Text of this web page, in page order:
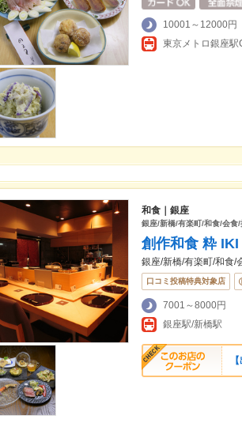
10001～12000円
和食｜銀座
銀座/新橋/有楽町/和食/会食
創作和食 粋 IKI
銀座/新橋/有楽町/和食/
口コミ投稿特典対象店
7001～8000円
銀座駅/新橋駅